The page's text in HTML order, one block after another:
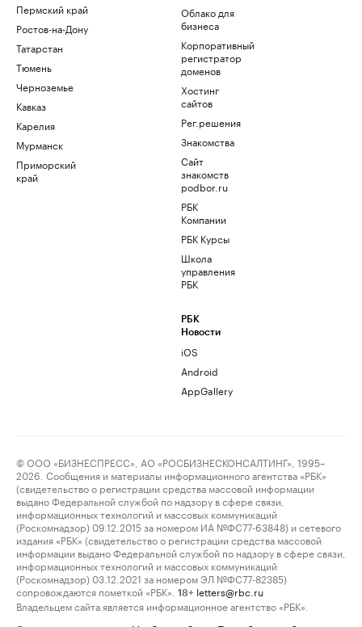
Пермский край
Ростов-на-Дону
Татарстан
Тюмень
Черноземье
Кавказ
Карелия
Мурманск
Приморский
край
Облако для
бизнеса
Корпоративный
регистратор
доменов
Хостинг
сайтов
Рег.решения
Знакомства
Сайт
знакомств
podbor.ru
РБК
Компании
РБК Курсы
Школа
управления
РБК
РБК
Новости
iOS
Android
AppGallery
© ООО «БИЗНЕСПРЕСС», АО «РОСБИЗНЕСКОНСАЛТИНГ», 1995–
2026. Сообщения и материалы информационного агентства «РБК»
(свидетельство о регистрации средства массовой информации
выдано Федеральной службой по надзору в сфере связи,
информационных технологий и массовых коммуникаций
(Роскомнадзор) 09.12.2015 за номером ИА №ФС77-63848) и сетевого
издания «РБК» (свидетельство о регистрации средства массовой
информации выдано Федеральной службой по надзору в сфере связи,
информационных технологий и массовых коммуникаций
(Роскомнадзор) 03.12.2021 за номером ЭЛ №ФС77-82385)
сопровождаются пометкой «РБК».
18+ letters@rbc.ru
Владельцем сайта является информационное агентство «РБК».